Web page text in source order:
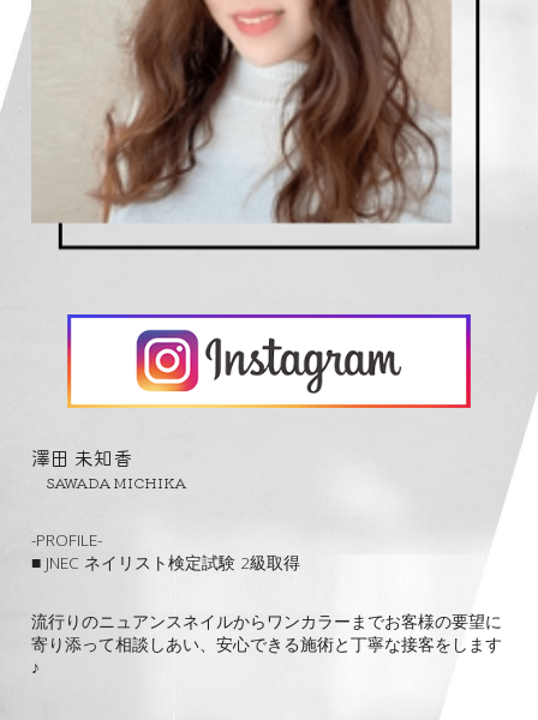
澤田 未知香
SAWADA MICHIKA
-PROFILE-
■ JNEC ネイリスト検定試験 2級取得
流行りのニュアンスネイルからワンカラーまでお客様の要望に
寄り添って相談しあい、安心できる施術と丁寧な接客をします
♪